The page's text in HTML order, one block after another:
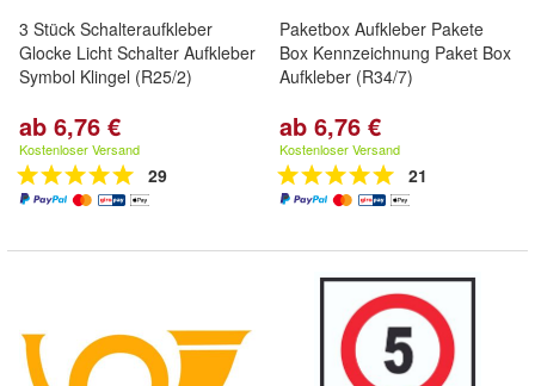
3 Stück Schalteraufkleber
Glocke Licht Schalter Aufkleber
Symbol Klingel (R25/2)
ab 6,76 €
Kostenloser Versand
29
Paketbox Aufkleber Pakete
Box Kennzeichnung Paket Box
Aufkleber (R34/7)
ab 6,76 €
Kostenloser Versand
21